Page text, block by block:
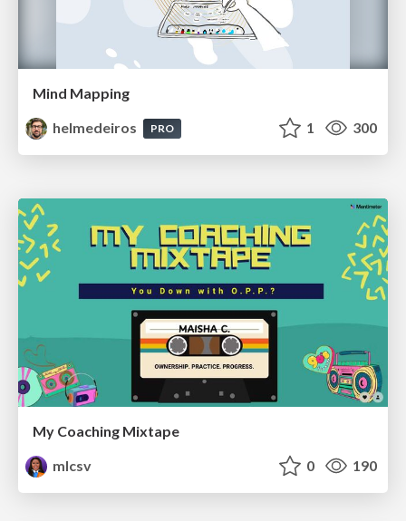
Mind Mapping
helmedeiros
PRO 1 300
My Coaching Mixtape
mlcsv
0 190